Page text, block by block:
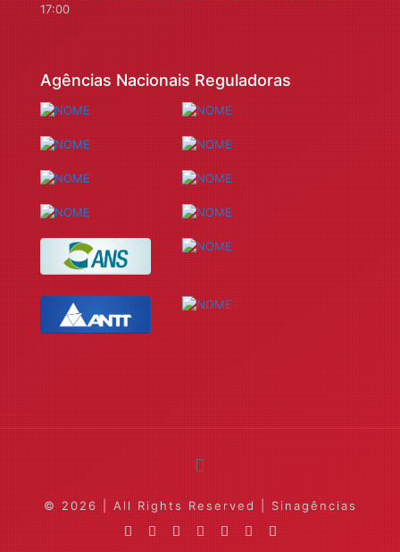
17:00
Agências Nacionais Reguladoras
© 2026 | All Rights Reserved | Sinagências